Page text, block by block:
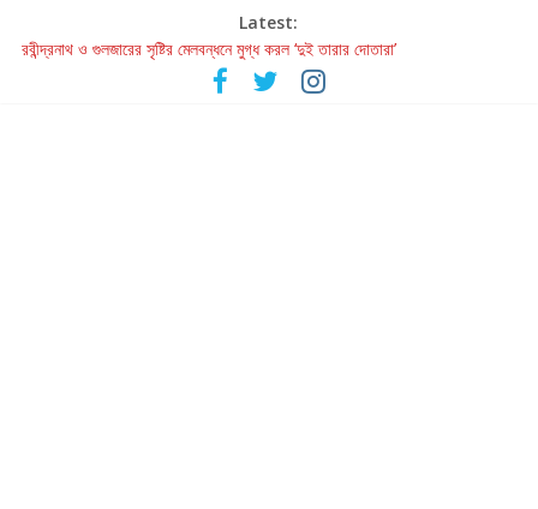
Latest:
রবীন্দ্রনাথ ও গুলজারের সৃষ্টির মেলবন্ধনে মুগ্ধ করল ‘দুই তারার দোতারা’
কলের গান থেকে রীলস্ — বাঙালির গান শোনার বিবর্তনের গল্প
জগন্নাথমঙ্গলম্ — বাংলায় প্রথমবার মঞ্চে এবার রথযাত্রার উদযাপন